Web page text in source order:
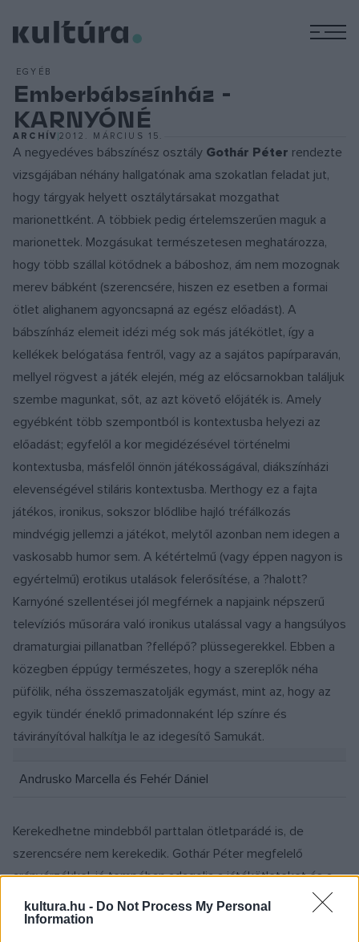
kultura.hu - Do Not Process My Personal
Information
EGYÉB
Emberbábszínház -
KARNYÓNÉ
ARCHÍV2012. MÁRCIUS 15.
A negyedéves bábszínész osztály Gothár Péter rendezte
vizsgájában néhány hallgatónak ama szokatlan feladat jut,
hogy tárgyak helyett osztálytársakat mozgathat
marionettként. A többiek pedig értelemszerűen maguk a
marionettek. Mozgásukat természetesen meghatározza,
hogy több szállal kötődnek a báboshoz, ám nem mozognak
merev bábként (szerencsére, hiszen ez esetben a formai
ötlet alighanem agyoncsapná az egész előadást). A
bábszínház elemeit idézi még sok más játékötlet, így a
kellékek belógatása fentről, vagy az a sajátos papírparaván,
mellyel rögvest a játék elején, még az előcsarnokban találjuk
szembe magunkat, sőt, az azt követő előjáték is. Amely
egyébként több szempontból is kontextusba helyezi az
előadást; egyfelől a kor megidézésével történelmi
kontextusba, másfelől önnön játékosságával, diákszínházi
elevenségével stiláris kontextusba. Merthogy ez a fajta
játékos, ironikus, sokszor blődlibe hajló tréfálkozás
mindvégig jellemzi a játékot, melytől azonban nem idegen a
vaskosabb humor sem. A kétértelmű (vagy éppen nagyon is
egyértelmű) erotikus utalások felerősítése, a ?halott?
Karnyóné szellentései jól megférnek a napjaink népszerű
televíziós műsorára való ironikus utalással vagy a hangsúlyos
dramaturgiai pillanatban ?fellépő? plüssegerekkel. Ebben a
közegben éppúgy természetes, hogy a szereplők néha
püfölik, néha összemaszatolják egymást, mint az, hogy az
egyik tündér éneklő primadonnaként lép színre és
távirányítóval halkítja le az idegesítő Samukát.
Andrusko Marcella és Fehér Dániel
Kerekedhetne mindebből parttalan ötletparádé is, de
szerencsére nem kerekedik. Gothár Péter megfelelő
arányérzékkel, jó tempóban adagolja a játékötleteket és a
poénokat. S szép fokozatosan komorítja az előadást, a
bolondozás mögül mind érzékletesebben híva elő az emberi